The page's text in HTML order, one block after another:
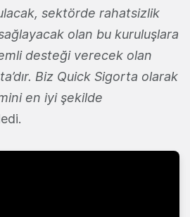
sektörde rahatsizlik
olan bu kuruluşlara
desteği verecek olan
Biz Quick Sigorta olarak
en iyi şekilde